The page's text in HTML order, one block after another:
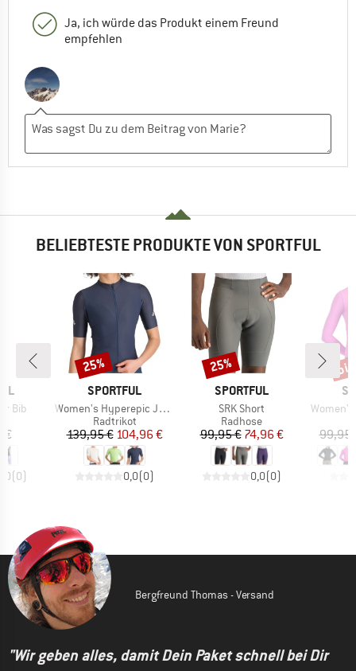
Ja, ich würde das Produkt einem Freund
empfehlen
BELIEBTESTE PRODUKTE VON SPORTFUL
Bib
€
(0)
MARKE
SPORTFUL
Artikel
Women's Hyperepic Jersey
Produktgruppe
Radtrikot
Preis
139,95 €reduzierter Preis
104,96 €
0,0(0)
Rabatt
25%
MARKE
SPORTFUL
Artikel
SRK Short
Produktgruppe
Radhose
Preis
99,95 €reduzierter Preis
74,96 €
0,0(0)
Rabatt
25%
Artikel
Women's
99,95
Bergfreund Thomas - Versand
"Wir geben alles, damit Dein Paket schnell bei Dir